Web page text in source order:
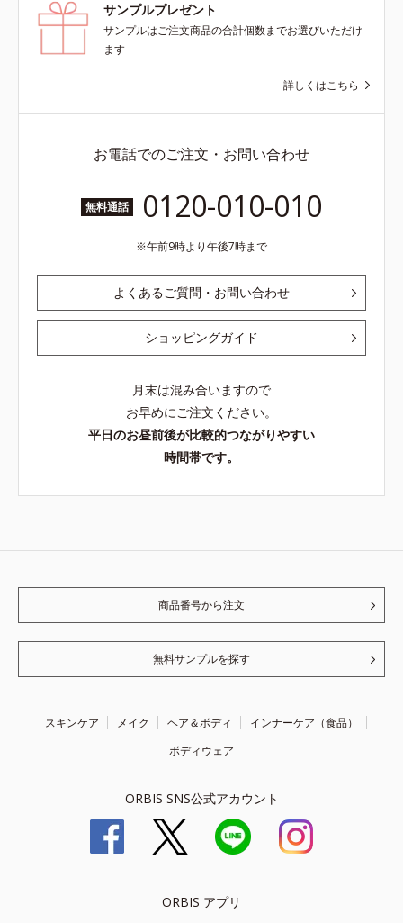
サンプルプレゼント
サンプルはご注文商品の合計個数までお選びいただけ
ます
詳しくはこちら
お電話でのご注文・お問い合わせ
無料通話 0120-010-010
午前9時より午後7時まで
よくあるご質問・お問い合わせ
ショッピングガイド
月末は混み合いますので
お早めにご注文ください。
平日のお昼前後が比較的つながりやすい
時間帯です。
商品番号から注文
無料サンプルを探す
スキンケア メイク ヘア＆ボディ
インナーケア（食品）
ボディウェア
ORBIS SNS公式アカウント
ORBIS アプリ